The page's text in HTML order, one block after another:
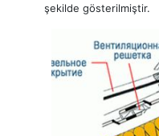
şekilde gösterilmiştir.